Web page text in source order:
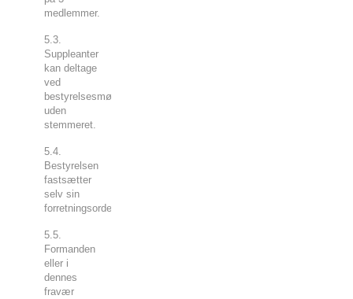
medlemmer.
5.3.
Suppleanter
kan deltage
ved
bestyrelsesmøder, dog
uden
stemmeret.
5.4.
Bestyrelsen
fastsætter
selv sin
forretningsorden.
5.5.
Formanden
eller i
dennes
fravær